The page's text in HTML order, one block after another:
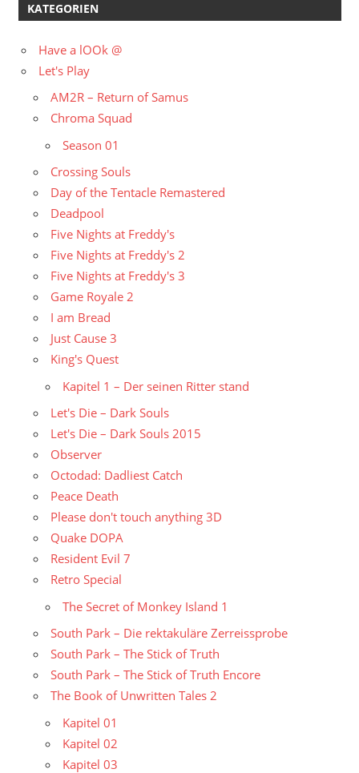
KATEGORIEN
Have a lOOk @
Let's Play
AM2R – Return of Samus
Chroma Squad
Season 01
Crossing Souls
Day of the Tentacle Remastered
Deadpool
Five Nights at Freddy's
Five Nights at Freddy's 2
Five Nights at Freddy's 3
Game Royale 2
I am Bread
Just Cause 3
King's Quest
Kapitel 1 – Der seinen Ritter stand
Let's Die – Dark Souls
Let's Die – Dark Souls 2015
Observer
Octodad: Dadliest Catch
Peace Death
Please don't touch anything 3D
Quake DOPA
Resident Evil 7
Retro Special
The Secret of Monkey Island 1
South Park – Die rektakuläre Zerreissprobe
South Park – The Stick of Truth
South Park – The Stick of Truth Encore
The Book of Unwritten Tales 2
Kapitel 01
Kapitel 02
Kapitel 03